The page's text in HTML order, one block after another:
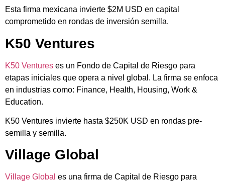
Esta firma mexicana invierte $2M USD en capital
comprometido en rondas de inversión semilla.
K50 Ventures
K50 Ventures es un Fondo de Capital de Riesgo para
etapas iniciales que opera a nivel global. La firma se enfoca
en industrias como: Finance, Health, Housing, Work &
Education.
K50 Ventures invierte hasta $250K USD en rondas pre-
semilla y semilla.
Village Global
Village Global es una firma de Capital de Riesgo para